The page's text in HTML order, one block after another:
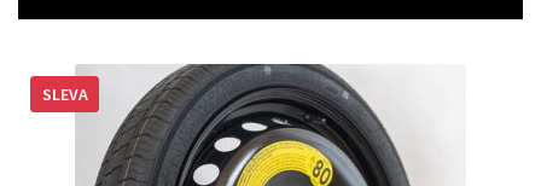
SLEVA